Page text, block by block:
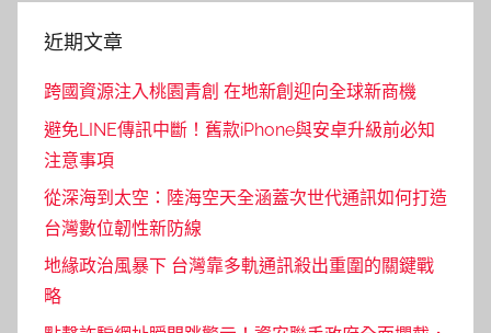
近期文章
跨國資源注入桃園青創 在地新創迎向全球新商機
避免LINE傳訊中斷！舊款iPhone與安卓升級前必知
注意事項
從深海到太空：陸海空天全涵蓋次世代通訊如何打造
台灣數位韌性新防線
地緣政治風暴下 台灣靠多軌通訊殺出重圍的關鍵戰
略